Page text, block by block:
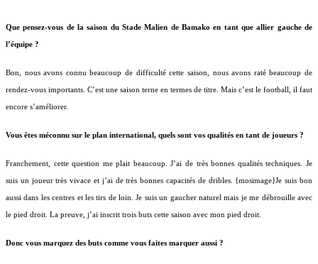
Que pensez-vous de la saison du Stade Malien de Bamako en tant que allier gauche de
l’équipe ?
Bon, nous avons connu beaucoup de difficulté cette saison, nous avons raté beaucoup de
rendez-vous importants. C’est une saison terne en termes de titre. Mais c’est le football, il faut
encore s’améliorer.
Vous êtes méconnu sur le plan international, quels sont vos qualités en tant de joueurs ?
Franchement, cette question me plait beaucoup. J’ai de très bonnes qualités techniques. Je
suis un joueur très vivace et j’ai de très bonnes capacités de dribles. {mosimage}Je suis bon
aussi dans les centres et les tirs de loin. Je suis un gaucher naturel mais je me débrouille avec
le pied droit. La preuve, j’ai inscrit trois buts cette saison avec mon pied droit.
Donc vous marquez des buts comme vous faites marquer aussi ?